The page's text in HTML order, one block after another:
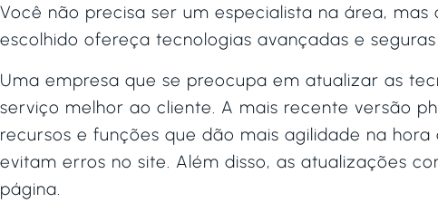
Você não precisa ser um especialista na área,
escolhido ofereça tecnologias avançadas e
Uma empresa que se preocupa em atualizar as
serviço melhor ao cliente. A mais recente versão
recursos e funções que dão mais agilidade na
evitam erros no site. Além disso, as atualizações
página.